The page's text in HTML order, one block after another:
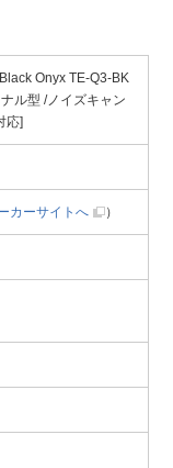
Onyx TE-Q3-BK
ル型 /ノイズキャン
応]
カーサイトへ ）